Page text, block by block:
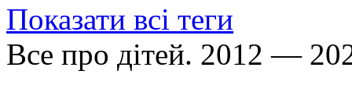
Показати всі теги
Все про дітей. 2012 —